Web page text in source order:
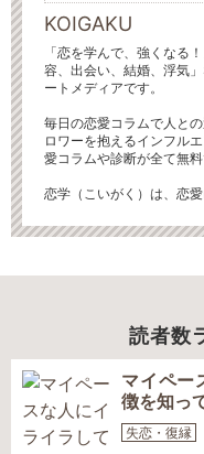
KOIGAKU
「恋を学んで、強くなる
容、出会い、結婚、浮気
ートメディアです。
毎日の恋愛コラムで人と
ロワーを抱えるインフル
愛コラムや診断が全て無料
恋学（こいがく）は、恋
読者数
マイペー
徴を知っ
失恋・復縁